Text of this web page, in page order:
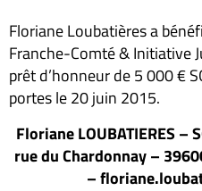
Floriane Loubatières a
Franche-Comté & Initiative
prêt d’honneur de 5 000 €
portes le 20 juin 2015.
Floriane LOUBATIERES –
rue du Chardonnay –
–